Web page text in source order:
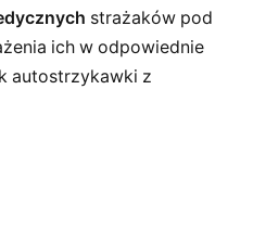
strażaków pod
ich w odpowiednie
autostrzykawki z